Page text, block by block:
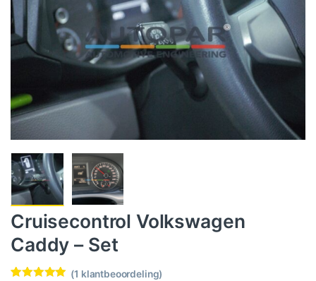
Cruisecontrol Volkswagen
Caddy – Set
(1 klantbeoordeling)